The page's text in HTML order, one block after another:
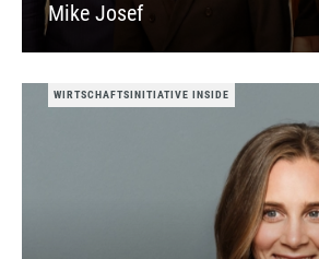
Mike Josef
WIRTSCHAFTSINITIATIVE INSIDE